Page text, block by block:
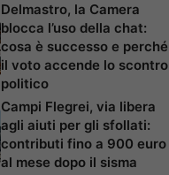
Delmastro, la Camera
blocca l’uso della chat:
cosa è successo e perché
il voto accende lo scontro
politico
Campi Flegrei, via libera
agli aiuti per gli sfollati:
contributi fino a 900 euro
al mese dopo il sisma